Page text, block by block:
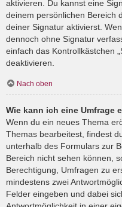
aktivieren. Du kannst eine
deinem persönlichen Bereich
deiner Signatur aktivierst.
dennoch ohne Signatur
einfach das Kontrollkästchen
deaktivieren.
Nach oben
Wie kann ich eine Umfrage
Wenn du ein neues Thema
Themas bearbeitest, findest
unterhalb des Formulars zur
Bereich nicht sehen können,
Berechtigung, Umfragen zu
mindestens zwei
Felder eingeben und dabei